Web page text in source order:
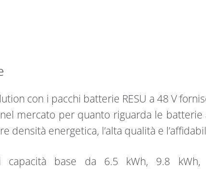
con i pacchi batterie RESU a 48 V
mercato per quanto riguarda le
densità energetica, l’alta qualità e
base da 6.5 kWh, 9.8 kWh,